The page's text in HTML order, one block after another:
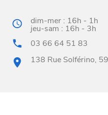
dim-mer : 16h - 1h
jeu-sam : 16h - 3h
03 66 64 51 83
138 Rue Solférino,
BONS PLANS